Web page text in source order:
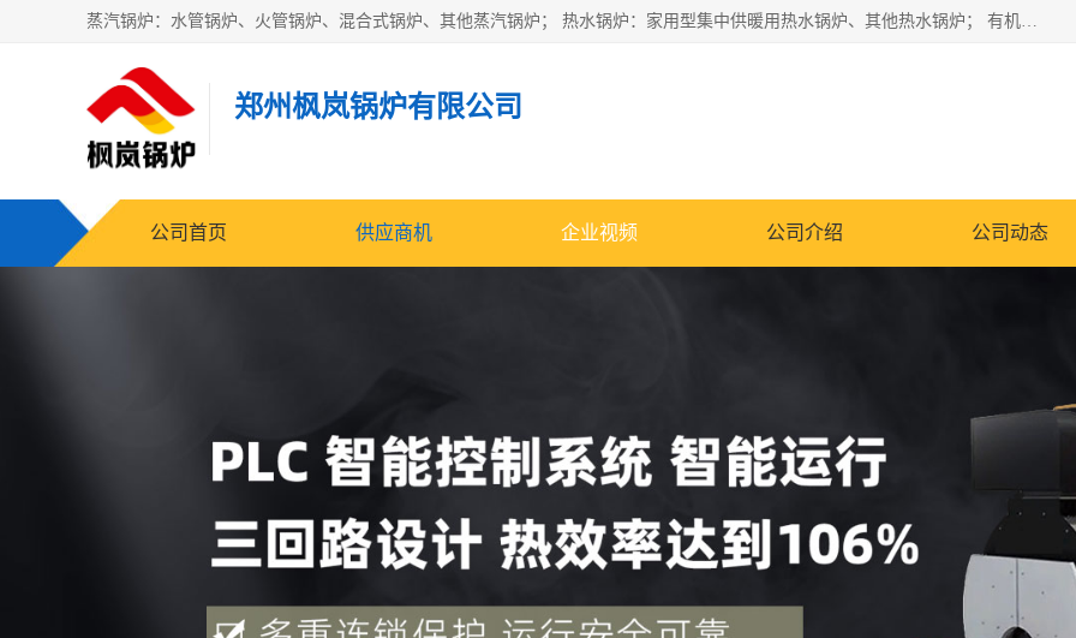
蒸汽锅炉：水管锅炉、火管锅炉、混合式锅炉、其他蒸汽锅炉； 热水锅炉：家用型集中供暖用热水锅炉、其他热水锅炉； 有机热载体锅炉； 船用蒸汽锅炉； （锅炉用辅助设备及装置）蒸汽冷凝器：表面冷凝器、混合式冷凝器、空冷式冷凝器、其他蒸汽冷凝器； 锅炉用辅助设备：节热器、蒸汽收集器、蓄能器、烟垢清除器、气体回收器、泥渣刮除器、空气预热器、其他锅炉用辅助设备；
郑州枫岚锅炉有限公司
公司首页 供应商机 企业视频 公司介绍 公司动态